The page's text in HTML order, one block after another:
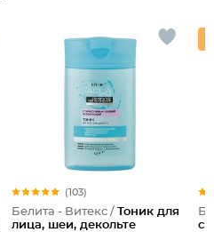
(103)
Белита - Витекс / Тоник для
лица, шеи, декольте